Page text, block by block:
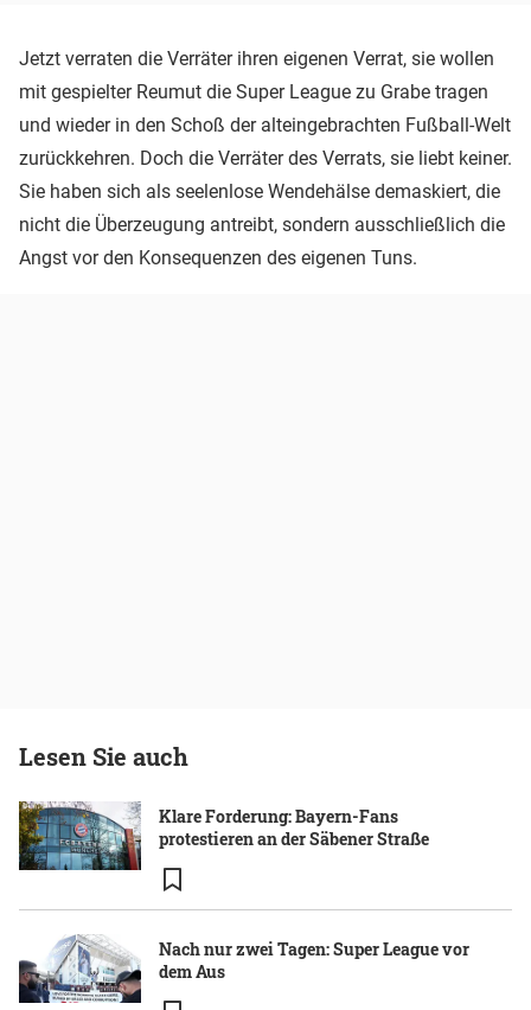
Jetzt verraten die Verräter ihren eigenen Verrat, sie wollen
mit gespielter Reumut die Super League zu Grabe tragen
und wieder in den Schoß der alteingebrachten Fußball-Welt
zurückkehren. Doch die Verräter des Verrats, sie liebt keiner.
Sie haben sich als seelenlose Wendehälse demaskiert, die
nicht die Überzeugung antreibt, sondern ausschließlich die
Angst vor den Konsequenzen des eigenen Tuns.
Lesen Sie auch
Klare Forderung: Bayern-Fans
protestieren an der Säbener Straße
Nach nur zwei Tagen: Super League vor
dem Aus